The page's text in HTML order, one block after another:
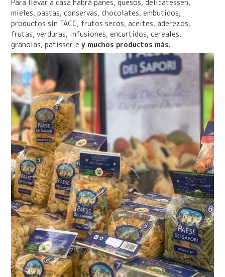
Para llevar a casa habrá panes, quesos, delicatessen,
mieles, pastas, conservas, chocolates, embutidos,
productos sin TACC, frutos secos, aceites, aderezos,
frutas, verduras, infusiones, encurtidos, cereales,
granolas, patisserie y muchos productos más.